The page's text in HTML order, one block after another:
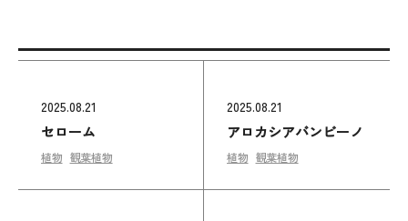
2025.08.21
セローム
植物 観葉植物
2025.08.21
アロカシアバンビーノ
植物 観葉植物